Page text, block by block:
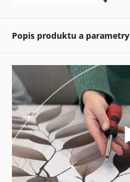
Popis produktu a parametry